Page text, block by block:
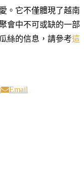
。它不僅體現了越南
會中不可或缺的一部
絲的信息，請參考這
Email